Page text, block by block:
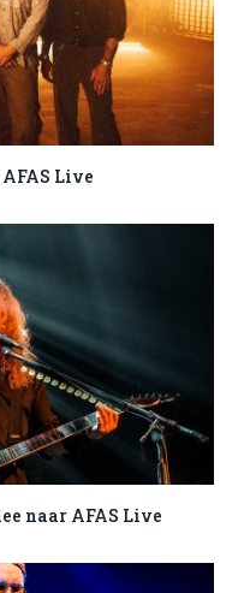
Live
naar AFAS Live